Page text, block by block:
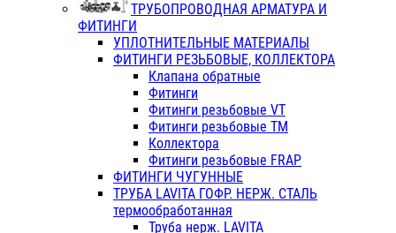
ТРУБОПРОВОДНАЯ АРМАТУРА И
ФИТИНГИ
УПЛОТНИТЕЛЬНЫЕ МАТЕРИАЛЫ
ФИТИНГИ РЕЗЬБОВЫЕ, КОЛЛЕКТОРА
Клапана обратные
Фитинги
Фитинги резьбовые VT
Фитинги резьбовые ТМ
Коллектора
Фитинги резьбовые FRAP
ФИТИНГИ ЧУГУННЫЕ
ТРУБА LAVITA ГОФР. НЕРЖ. СТАЛЬ
термообработанная
Труба нерж. LAVITA